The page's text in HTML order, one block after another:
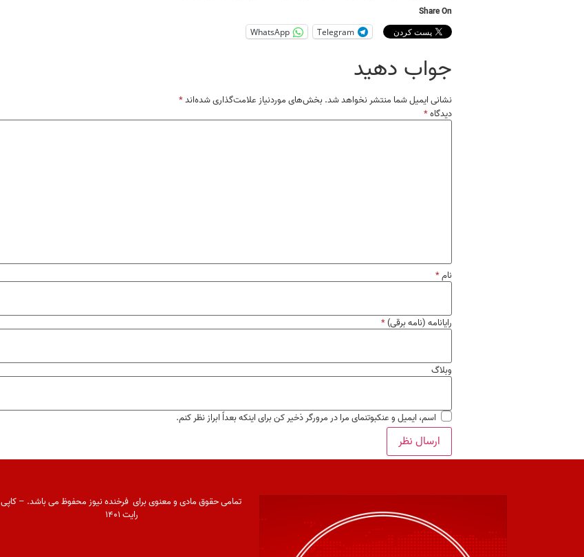
Share On
Telegram
WhatsApp
جواب دهید
نشانی ایمیل شما منتشر نخواهد شد. بخش‌های موردنیاز علامت‌گذاری شده‌اند*
دیدگاه*
نام*
رایانامه (نامه برقی)*
وبلاگ
اسم، ایمیل و عنکبوتنمای مرا در مرورگر ذخیر کن برای اینکه بعداً ابراز نظر کنم.
تمامی حقوق مادی و معنوی برای فرخنده نیوز محفوظ می باشد. – کاپی
رایت ۱۴۰۱